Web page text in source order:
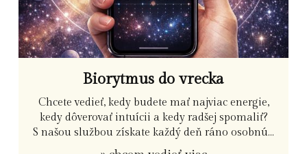
Biorytmus do vrecka
Chcete vedieť, kedy budete mať najviac energie,
kedy dôverovať intuícii a kedy radšej spomaliť?
S našou službou získate každý deň ráno osobnú...